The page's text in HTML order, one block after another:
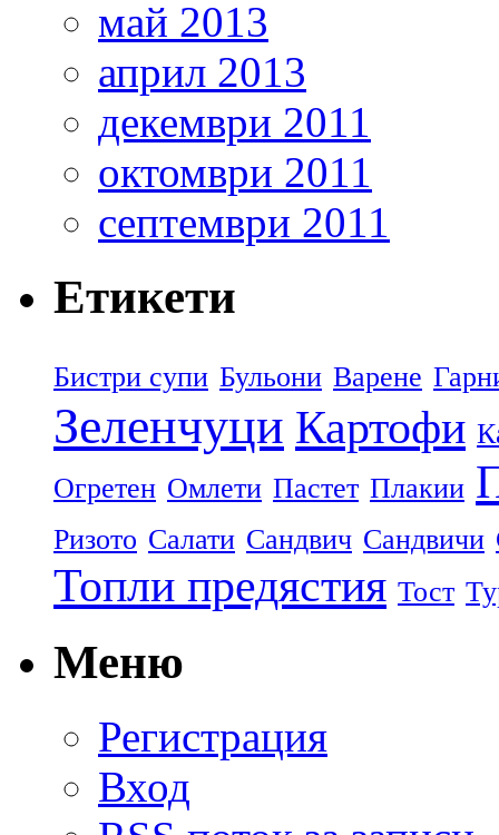
май 2013
април 2013
декември 2011
октомври 2011
септември 2011
Етикети
Бистри супи Бульони Варене
Зеленчуци Картофи
Огретен Омлети Пастет Плакии
Ризото Салати Сандвич Сандвичи
Топли предястия Тост
Меню
Регистрация
Вход